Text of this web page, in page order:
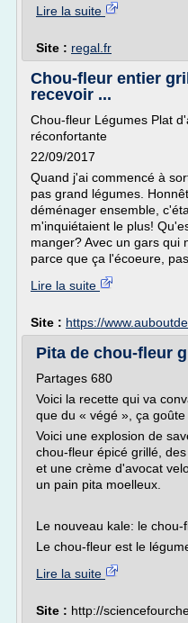
Lire la suite
Site : regal.fr
Chou-fleur entier
recevoir ...
Chou-fleur Légumes Plat
réconfortante
22/09/2017
Quand j'ai commencé à
pas grand légumes.
déménager ensemble,
m'inquiétaient le plus!
manger? Avec un gars qui
parce que ça l'écoeure, pas
Lire la suite
Site : https://
Pita de chou-fleur
Partages 680
Voici la recette qui va
que du « végé », ça goûte
Voici une explosion de
chou-fleur épicé grillé,
et une crème d'avocat
un pain pita moelleux.
Le nouveau kale: le chou-
Le chou-fleur est le
Lire la suite
Site : http://